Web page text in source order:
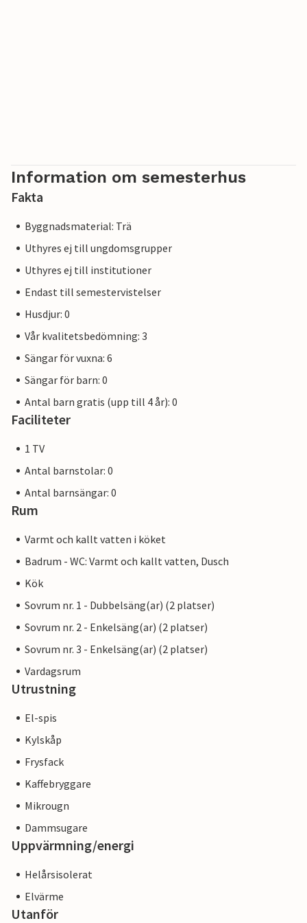
Information om semesterhus
Fakta
Byggnadsmaterial: Trä
Uthyres ej till ungdomsgrupper
Uthyres ej till institutioner
Endast till semestervistelser
Husdjur: 0
Vår kvalitetsbedömning: 3
Sängar för vuxna: 6
Sängar för barn: 0
Antal barn gratis (upp till 4 år): 0
Faciliteter
1 TV
Antal barnstolar: 0
Antal barnsängar: 0
Rum
Varmt och kallt vatten i köket
Badrum - WC: Varmt och kallt vatten, Dusch
Kök
Sovrum nr. 1 - Dubbelsäng(ar) (2 platser)
Sovrum nr. 2 - Enkelsäng(ar) (2 platser)
Sovrum nr. 3 - Enkelsäng(ar) (2 platser)
Vardagsrum
Utrustning
El-spis
Kylskåp
Frysfack
Kaffebryggare
Mikrougn
Dammsugare
Uppvärmning/energi
Helårsisolerat
Elvärme
Utanför